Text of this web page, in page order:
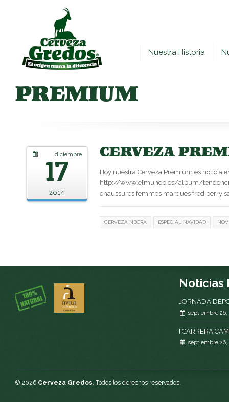
Nuestra Historia
PREMIUM
17
diciembre
2014
CERVEZA
Hoy nuestra Cerveza Premium es noticia
http://www.elmundo.es/album/
chaussures femmes marques fred perry
CERVEZA NEGRA ESPECIAL NAVIDAD
Noticias
JORNADA
septiembre 26,
I CARRERA
septiembre 26,
© 2026 Cerveza Gredos. Todos los derechos reservados.